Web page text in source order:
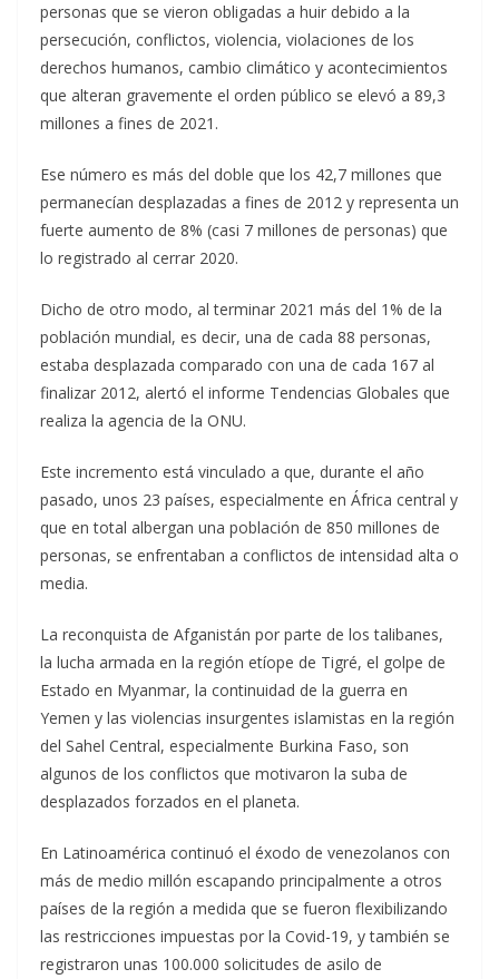
personas que se vieron obligadas a huir debido a la
persecución, conflictos, violencia, violaciones de los
derechos humanos, cambio climático y acontecimientos
que alteran gravemente el orden público se elevó a 89,3
millones a fines de 2021.
Ese número es más del doble que los 42,7 millones que
permanecían desplazadas a fines de 2012 y representa un
fuerte aumento de 8% (casi 7 millones de personas) que
lo registrado al cerrar 2020.
Dicho de otro modo, al terminar 2021 más del 1% de la
población mundial, es decir, una de cada 88 personas,
estaba desplazada comparado con una de cada 167 al
finalizar 2012, alertó el informe Tendencias Globales que
realiza la agencia de la ONU.
Este incremento está vinculado a que, durante el año
pasado, unos 23 países, especialmente en África central y
que en total albergan una población de 850 millones de
personas, se enfrentaban a conflictos de intensidad alta o
media.
La reconquista de Afganistán por parte de los talibanes,
la lucha armada en la región etíope de Tigré, el golpe de
Estado en Myanmar, la continuidad de la guerra en
Yemen y las violencias insurgentes islamistas en la región
del Sahel Central, especialmente Burkina Faso, son
algunos de los conflictos que motivaron la suba de
desplazados forzados en el planeta.
En Latinoamérica continuó el éxodo de venezolanos con
más de medio millón escapando principalmente a otros
países de la región a medida que se fueron flexibilizando
las restricciones impuestas por la Covid-19, y también se
registraron unas 100.000 solicitudes de asilo de